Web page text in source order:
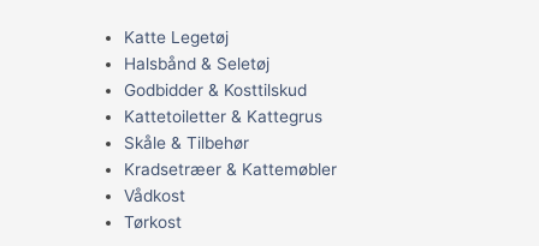
Katte Legetøj
Halsbånd & Seletøj
Godbidder & Kosttilskud
Kattetoiletter & Kattegrus
Skåle & Tilbehør
Kradsetræer & Kattemøbler
Vådkost
Tørkost